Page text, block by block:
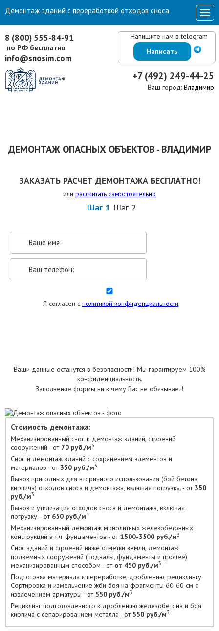
8 (800) 555-84-91
по РФ бесплатно
info@snosim.com
Напишите нам в telegram
Написать
+7 (492) 249-44-25
Ваш город: Владимир
Демонтаж зданий с переработкой отходов сноса
ДЕМОНТАЖ ОПАСНЫХ ОБЪЕКТОВ - ВЛАДИМИР
ЗАКАЗАТЬ РАСЧЕТ ДЕМОНТАЖА БЕСПЛАТНО!
или рассчитать самостоятельно
Шаг 1 Шаг 2
Я согласен с политикой конфиденциальности
Ваши данные останутся в безопасности! Мы гарантируем 100%
конфиденциальность.
Заполнение формы ни к чему Вас не обязывает!
Стоимость демонтажа:
Механизированный снос и демонтаж зданий, строений
сооружений - от 70 руб./м3
Снос и демонтаж зданий с сохранением элементов и
материалов - от 350 руб./м3
Вывоз пригодных для вторичного использования (бой бетона,
кирпича) отходов сноса и демонтажа, включая погрузку. - от 350
руб./м3
Вывоз и утилизация отходов сноса и демонтажа, включая
погрузку. - от 650 руб./м3
Механизированный демонтаж монолитных железобетонных
конструкций в т.ч. фундаментов - от1500-3500 руб./м3
Снос зданий и строений ниже отметки земли, демонтаж
подземных сооружений (подвалы, фундаменты и прочее)
механизированным способом - от от 450 руб./м3
Подготовка материала к переработке, дроблению, рециклингу.
Сортировка и измельчение жби боя на фрагменты 60-60 см с
извлечением арматуры - от 550 руб./м3
Рециклинг подготовленного к дроблению железобетона и боя
кирпича с сепарированием металла - от 550 руб./м3